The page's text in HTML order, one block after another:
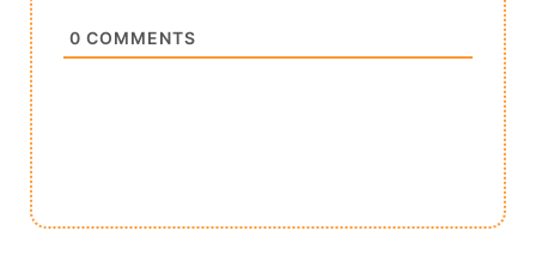
0 COMMENTS